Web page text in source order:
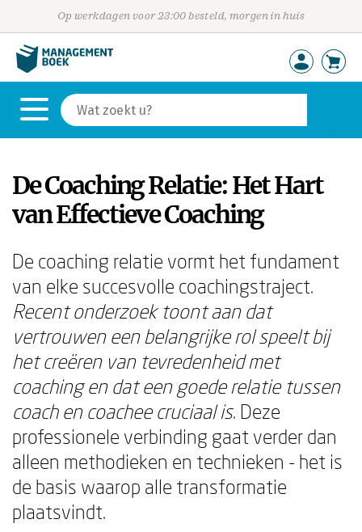
Op werkdagen voor 23:00 besteld, morgen in huis
De Coaching Relatie: Het Hart
van Effectieve Coaching
De coaching relatie vormt het fundament
van elke succesvolle coachingstraject.
Recent onderzoek toont aan dat
vertrouwen een belangrijke rol speelt bij
het creëren van tevredenheid met
coaching en dat een goede relatie tussen
coach en coachee cruciaal is. Deze
professionele verbinding gaat verder dan
alleen methodieken en technieken - het is
de basis waarop alle transformatie
plaatsvindt.